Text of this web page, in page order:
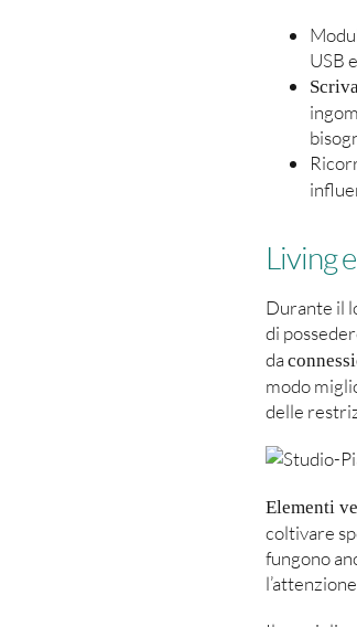
USB
Living
Durante il
di
da
modo
delle
Elementi
coltivare
fungono